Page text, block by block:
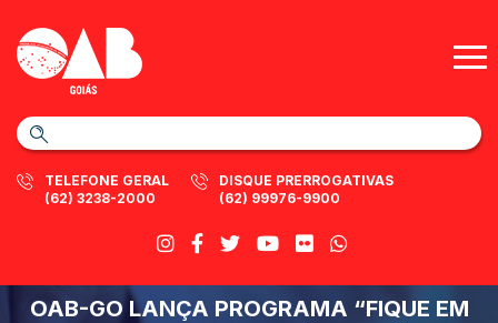
TELEFONE GERAL
(62) 3238-2000
DISQUE PRERROGATIVAS
(62) 99976-9900
OAB-GO LANÇA PROGRAMA “FIQUE EM